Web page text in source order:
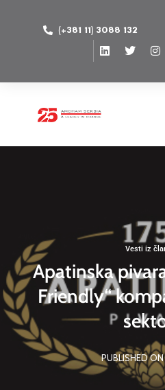
(+381 11) 3088 132
Vesti iz
Apatinska
Friendly“
PUBLISHED